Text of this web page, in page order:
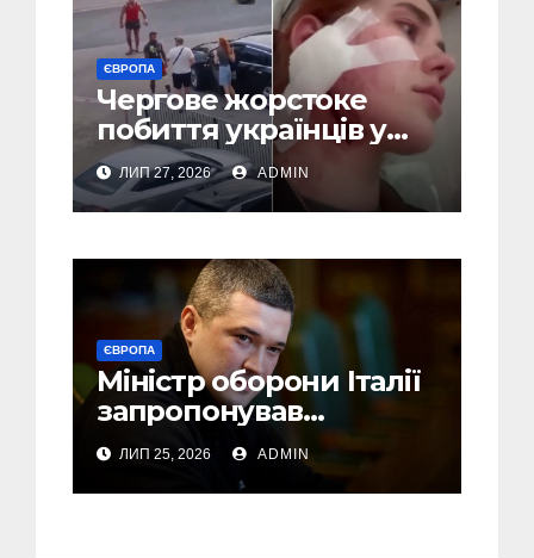
ЄВРОПА
Чергове жорстоке
побиття українців у
Польші: перші
затримання (Відео,
Фото)
ЛИП 27, 2026 ADMIN
ЄВРОПА
Міністр оборони Італії
запропонував
Федорову стати його
радником
ЛИП 25, 2026 ADMIN